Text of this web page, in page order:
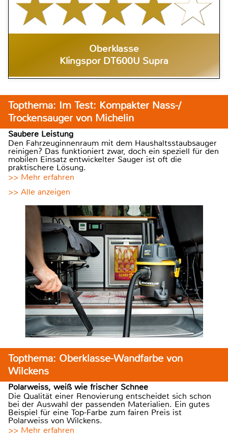
Oberklasse
Klingspor DT600U Supra
Topthema: Im Test: Kompakter Nass-/
Trockensauger von Michelin
Saubere Leistung
Den Fahrzeuginnenraum mit dem Haushaltsstaubsauger
reinigen? Das funktioniert zwar, doch ein speziell für den
mobilen Einsatz entwickelter Sauger ist oft die
praktischere Lösung.
>> Mehr erfahren
>> Alle anzeigen
Topthema: Oberklasse-Wandfarbe von
Wilckens
Polarweiss, weiß wie frischer Schnee
Die Qualität einer Renovierung entscheidet sich schon
bei der Auswahl der passenden Materialien. Ein gutes
Beispiel für eine Top-Farbe zum fairen Preis ist
Polarweiss von Wilckens.
>> Mehr erfahren